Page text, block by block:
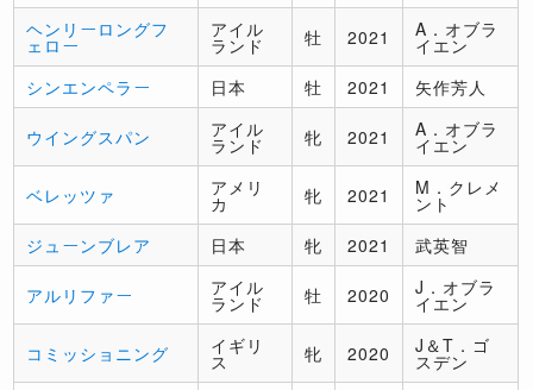
ヘンリーロングフ
ェロー
アイル
ランド 牡 2021 A．オブラ
イエン
シンエンペラー
日本 牡 2021 矢作芳人
ウイングスパン アイル
ランド 牝 2021 A．オブラ
イエン
ベレッツァ アメリ
カ 牝 2021 M．クレメ
ント
ジューンブレア
日本 牝 2021 武英智
アルリファー アイル
ランド 牡 2020 J．オブラ
イエン
コミッショニング イギリ
ス 牝 2020 J＆T．ゴ
スデン